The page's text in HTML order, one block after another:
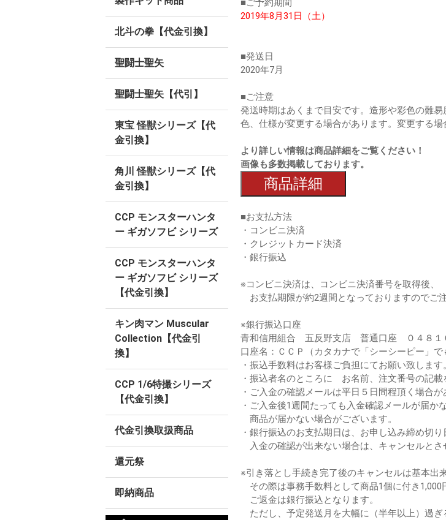
■ご予約期間
2019年8月31日（土）
■発送日
2020年7月
■ご注意
発送時期はあくまで目安です。造形や彩色の難
色、仕様が変更する場合があります。変更する
より詳しい情報は商品詳細をご覧ください！
画像も多数掲載しております。
商品詳細
■お支払方法
・コンビニ決済
・クレジットカード決済
・銀行振込
※コンビニ決済は、コンビニ決済番号を取得後、
お支払期限が約2週間となっておりますのでご注
※銀行振込口座
青和信用組合 五反野支店 普通口座 ０４８１
口座名：ＣＣＰ（カタカナで「シーシーピー」で
・振込手数料はお客様ご負担にてお願い致します。
・振込者名のところに お名前、注文番号の記載
・ご入金の確認メールは平日５日間程頂く場合が
・ご入金後1週間たっても入金確認メールが届か
商品が届かない場合がございます。
・銀行振込のお支払期日は、お申し込み締め切
入金の確認が出来ない場合は、キャンセルとさ
※引き落とし手続き完了後のキャンセルは基本出
その際は事務手数料として商品1個に付き1,000
ご返金は銀行振込となります。
ただし、予定発送月を大幅に（半年以上）過ぎ
北斗の拳【代金引換】
聖闘士聖矢
聖闘士聖矢【代引】
東宝 怪獣シリーズ【代
金引換】
角川 怪獣シリーズ【代
金引換】
CCP モンスターハンタ
ー ギガソフビ シリーズ
CCP モンスターハンタ
ー ギガソフビ シリーズ
【代金引換】
キン肉マン Muscular
Collection【代金引
換】
CCP 1/6特撮シリーズ
【代金引換】
代金引換取扱商品
還元祭
即納商品